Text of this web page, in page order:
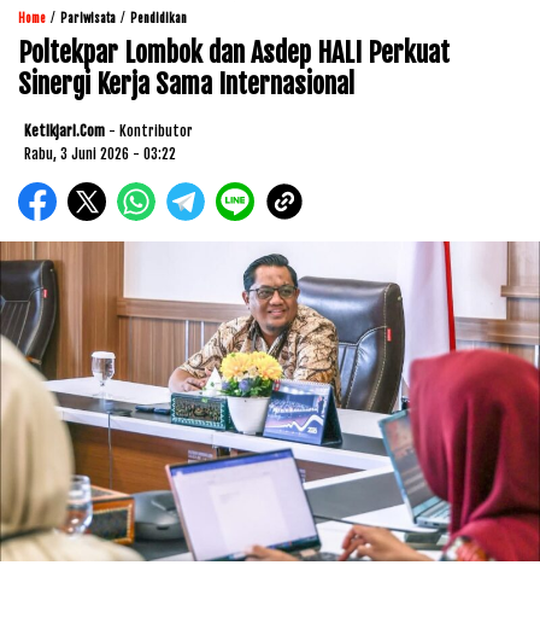
Home / Pariwisata / Pendidikan
Poltekpar Lombok dan Asdep HALI Perkuat
Sinergi Kerja Sama Internasional
Ketikjari.com - Kontributor
Rabu, 3 Juni 2026 - 03:22